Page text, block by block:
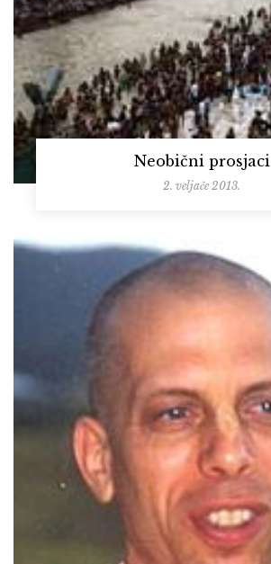
Neobični prosjaci
2. veljače 2013.